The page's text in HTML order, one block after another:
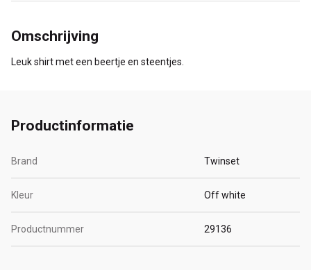
Omschrijving
Leuk shirt met een beertje en steentjes.
Productinformatie
Brand Twinset
Kleur Off white
Productnummer 29136